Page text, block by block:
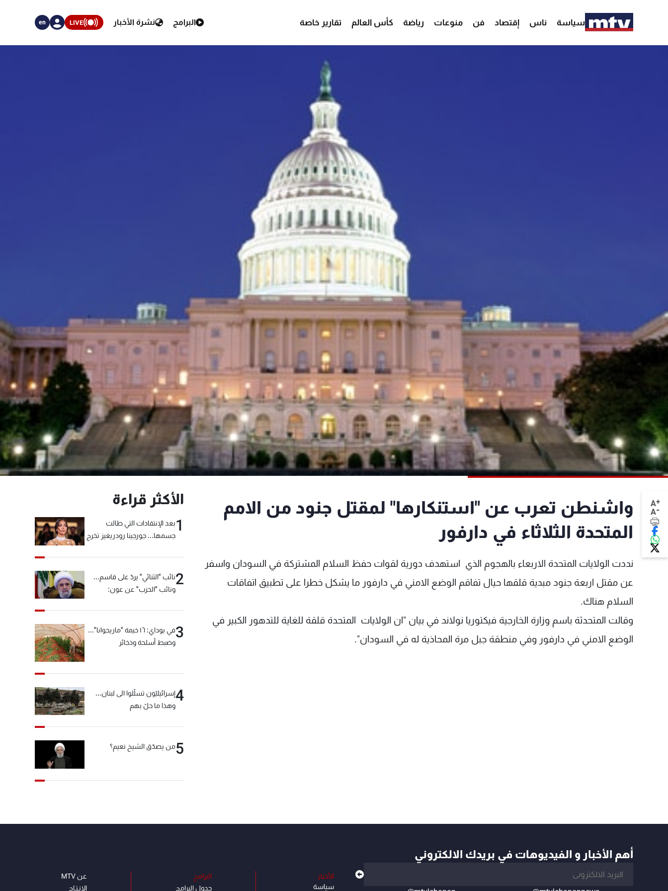
سياسة ناس إقتصاد فن منوعات رياضة كأس العالم تقارير خاصة البرامج نشرة الأخبار LIVE
en
A+
A-
واشنطن تعرب عن "استنكارها" لمقتل جنود من الامم
المتحدة الثلاثاء في دارفور
نددت الولايات المتحدة الاربعاء بالهجوم الذي استهدف دورية لقوات حفظ السلام المشتركة في السودان واسفر
عن مقتل اربعة جنود مبدية قلقها حيال تفاقم الوضع الامني في دارفور ما يشكل خطرا على تطبيق اتفاقات
السلام هناك.
وقالت المتحدثة باسم وزارة الخارجية فيكتوريا نولاند في بيان "ان الولايات المتحدة قلقة للغاية للتدهور الكبير في
الوضع الامني في دارفور وفي منطقة جبل مرة المحاذية له في السودان".
الأكثر قراءة
1بعد الإنتقادات التي طالت
جسمها... جورجينا رودريغيز تخرج
2نائب "الثنائي" يردّ على قاسم...
ونائب "الحزب" عن عون:
3
في بوداي: ١٦ خيمة "ماريجوانا"...
وضبط أسلحة وذخائر
4إسرائيليّون تسلّلوا الى لبنان...
وهذا ما حلّ بهم
5من يصدّق الشيخ نعيم؟
أهم الأخبار و الفيديوهات في بريدك الالكتروني
الأخبار
سياسة
البرامج
جدول البرامج
عن MTV
الإنـتـاج